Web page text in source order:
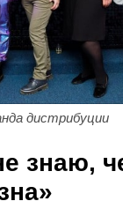
дистрибуции
знаю,